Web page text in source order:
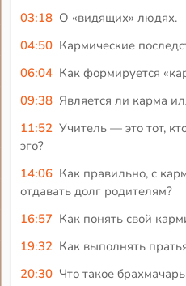
03:18 О «видящих» людях.
04:50 Кармические
06:04 Как формируется
09:38 Является ли карма
11:52 Учитель — это тот,
эго?
14:06 Как правильно, с
отдавать долг родителям?
16:57 Как понять свой
19:32 Как выполнять
20:30 Что такое